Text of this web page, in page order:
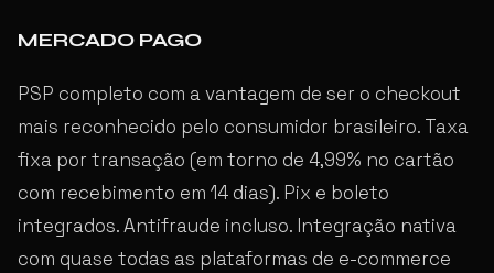
MERCADO PAGO
PSP completo com a vantagem de ser o checkout
mais reconhecido pelo consumidor brasileiro. Taxa
fixa por transação (em torno de 4,99% no cartão
com recebimento em 14 dias). Pix e boleto
integrados. Antifraude incluso. Integração nativa
com quase todas as plataformas de e-commerce